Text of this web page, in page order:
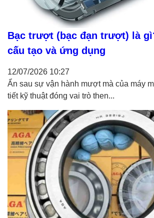
Bạc trượt (bạc đạn trượt) là
cấu tạo và ứng dụng
12/07/2026 10:27
Ẩn sau sự vận hành mượt mà của máy
tiết kỹ thuật đóng vai trò then...